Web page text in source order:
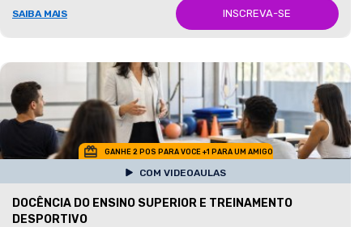
SAIBA MAIS INSCREVA-SE
GANHE 2 POS PARA VOCE +1 PARA UM AMIGO
COM VIDEOAULAS
DOCÊNCIA DO ENSINO SUPERIOR E TREINAMENTO
DESPORTIVO